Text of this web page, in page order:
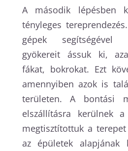
A második lépésben
tényleges
gépek segítségével
gyökereit ássuk ki,
fákat, bokrokat. Ezt
amennyiben azok is
területen. A bontási
elszállításra kerülnek
megtisztítottuk a
az épületek alapjának